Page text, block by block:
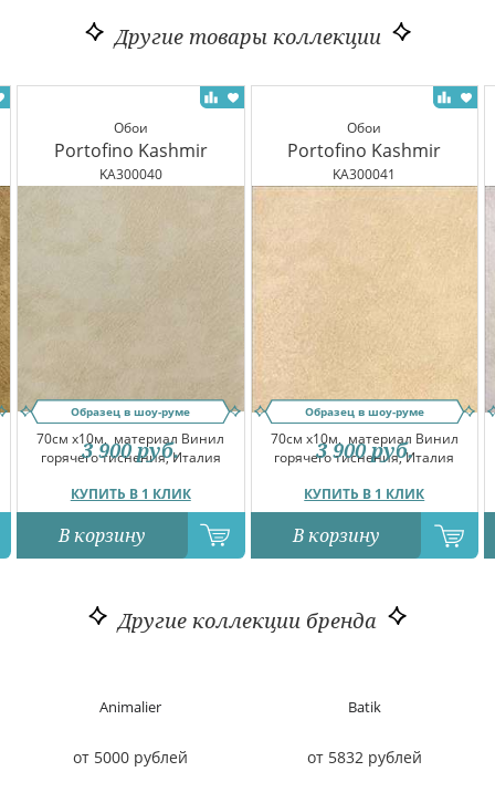
Другие товары коллекции
Обои
Portofino Kashmir
KA300040
Образец в шоу-руме
70см x10м, материал Винил
горячего тиснения, Италия
КУПИТЬ В 1 КЛИК
3 900 руб.
В корзину
Обои
Portofino Kashmir
KA300041
Образец в шоу-руме
70см x10м, материал Винил
горячего тиснения, Италия
КУПИТЬ В 1 КЛИК
3 900 руб.
В корзину
Другие коллекции бренда
Animalier
от 5000 рублей
Batik
от 5832 рублей